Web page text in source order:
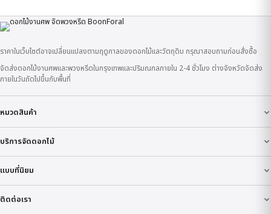
ราคาในเว็บไซต์อาจเปลี่ยนแปลงตามฤดูกาลของดอกไม้และวัตถุดิบ กรุณาสอบถามก่อนสั่งซื้อ
จัดส่งดอกไม้งานศพและพวงหรีดในกรุงเทพและปริมณฑลภายใน 2-4 ชั่วโมง ต่างจังหวัดจัดส่ง
ภายในวันถัดไปขึ้นกับพื้นที่
หมวดสินค้า
บริการจัดดอกไม้
แบบที่นิยม
ติดต่อเรา